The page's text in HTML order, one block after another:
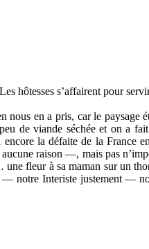
hôtesses s’affairent pour
nous en a pris, car le paysage
de viande séchée et on a
la défaite de la France
raison —, mais pas
fleur à sa maman sur un
notre Interiste justement —